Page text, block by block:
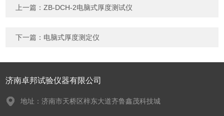
上一篇：ZB-DCH-2电脑式厚度测试仪
下一篇： 电脑式厚度测定仪
济南卓邦试验仪器有限公司
地址：济南市天桥区梓东大道齐鲁鑫茂科技城